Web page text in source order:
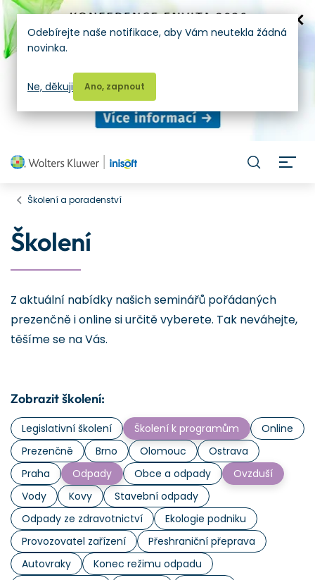
Školení a poradenství
Školení
Z aktuální nabídky našich seminářů pořádaných
prezenčně i online si určitě vyberete. Tak neváhejte,
těšíme se na Vás.
Zobrazit školení:
Legislativní školení Školení k programům
Online
Prezenčně
Brno Olomouc
Ostrava
Praha
Odpady Obce a odpady
Ovzduší
Vody
Kovy
Stavební odpady
Odpady ze zdravotnictví
Ekologie podniku
Provozovatel zařízení
Přeshraniční přeprava
Autovraky
Konec režimu odpadu
Odebírejte naše notifikace, aby Vám neutekla žádná
novinka.
Ano, zapnout
Ne, děkuji